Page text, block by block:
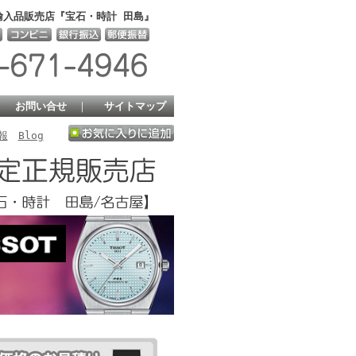
品販売店『宝石・時計 田島』
お問い合せ ｜ サイトマップ
Blog